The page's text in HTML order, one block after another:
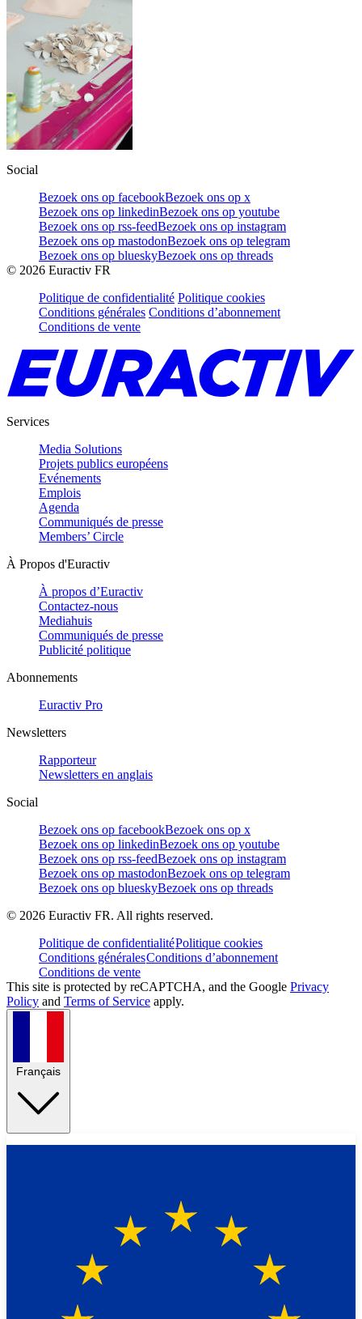
Social
Bezoek ons op facebookBezoek ons op x
Bezoek ons op linkedinBezoek ons op youtube
Bezoek ons op rss-feedBezoek ons op instagram
Bezoek ons op mastodonBezoek ons op telegram
Bezoek ons op blueskyBezoek ons op threads
© 2026 Euractiv FR
Politique de confidentialité Politique cookies
Conditions générales Conditions d’abonnement
Conditions de vente
Services
Media Solutions
Projets publics européens
Evénements
Emplois
Agenda
Communiqués de presse
Members’ Circle
À Propos d'Euractiv
À propos d’Euractiv
Contactez-nous
Mediahuis
Communiqués de presse
Publicité politique
Abonnements
Euractiv Pro
Newsletters
Rapporteur
Newsletters en anglais
Social
Bezoek ons op facebookBezoek ons op x
Bezoek ons op linkedinBezoek ons op youtube
Bezoek ons op rss-feedBezoek ons op instagram
Bezoek ons op mastodonBezoek ons op telegram
Bezoek ons op blueskyBezoek ons op threads
© 2026 Euractiv FR. All rights reserved.
Politique de confidentialitéPolitique cookies
Conditions généralesConditions d’abonnement
Conditions de vente
This site is protected by reCAPTCHA, and the Google Privacy
Policy and Terms of Service apply.
Français